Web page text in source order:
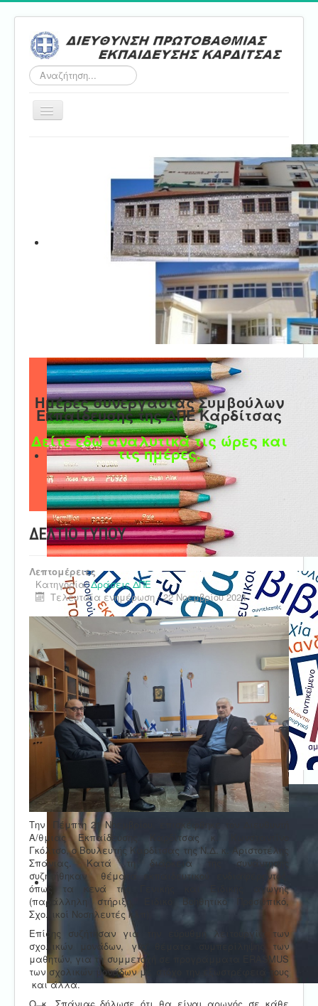
Αναζήτηση...
Εναλλαγή
Ημέρες συνεργασίας Συμβούλων
Εκπαίδευσης της ΔΠΕ Καρδίτσας
Δείτε εδώ αναλυτικά τις ώρες και
τις ημέρες.
ΔΕΛΤΙΟ ΤΥΠΟΥ
Λεπτομέρειες
Κατηγορία:Δράσεις ΔΠΕ
Τελευταία ενημέρωση : 22 Νοεμβρίου 2024
Την Πέμπτη 21 Νοεμβρίου, επισκέφθηκε τον Διευθυντή
Α/θμιας Εκπαίδευσης Καρδίτσας κ. Κωνσταντίνο
Γκόλτσο, ο Βουλευτής Καρδίτσας της Ν.Δ. κ. Αριστοτέλης
Σπάνιας. Κατά τη διάρκεια της συνάντησης
συζητήθηκαν θέματα εκπαιδευτικού ενδιαφέροντος,
όπως τα κενά της Γενικής και Ειδικής αγωγής
(παράλληλη στήριξη, Ειδικό Βοηθητικό Προσωπικό,
Σχολικοί Νοσηλευτές κλπ).
Επίσης συζήτησαν για την εύρυθμη λειτουργία των
σχολικών μονάδων, για θέματα συμπερίληψης των
μαθητών, για τη συμμετοχή σε προγράμματα ERASMUS
των σχολικών μονάδων με στόχο την εξωστρέφειά τους
και άλλα.